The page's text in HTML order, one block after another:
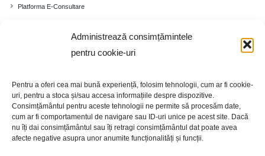
Administrează consimțămintele
pentru cookie-uri
Pentru a oferi cea mai bună experiență, folosim tehnologii, cum ar fi cookie-
uri, pentru a stoca și/sau accesa informațiile despre dispozitive.
Consimțământul pentru aceste tehnologii ne permite să procesăm date,
cum ar fi comportamentul de navigare sau ID-uri unice pe acest site. Dacă
nu îți dai consimțământul sau îți retragi consimțământul dat poate avea
afecte negative asupra unor anumite funcționalități și funcții.
Platforma E-Consultare
Cadrul demografic
Educație
Economia
Turism
Galerie foto